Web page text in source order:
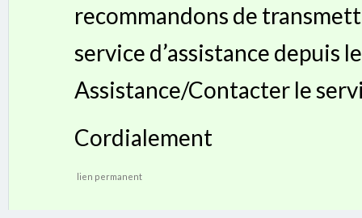
recommandons de
service d’assistance depuis
Assistance/Contacter le
Cordialement
lien permanent